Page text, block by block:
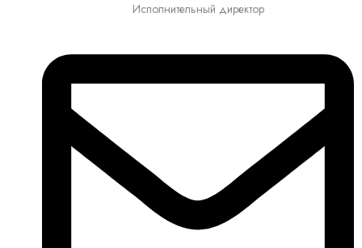
Исполнительный директор